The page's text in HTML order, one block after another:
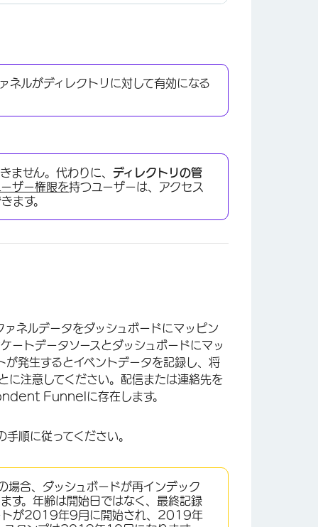
×
ネルがディレクトリに対して有効になる
ません。代わりに、ディレクトリの管
ザー権限を持つユーザーは、アクセス
ます。
ネルデータをダッシュボードにマッピン
ートデータソースとダッシュボードにマッ
発生するとイベントデータを記録し、将
に注意してください。配信または連絡先を
Funnelに存在します。
順に従ってください。
合、ダッシュボードが再インデック
す。年齢は開始日ではなく、最終記録
トが2019年9月に開始され、2019年